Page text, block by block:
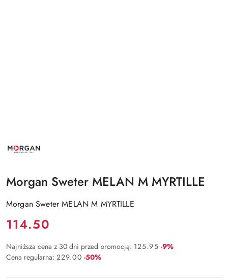
PRODUCENTA:
MORGAN
Morgan Sweter MELAN M MYRTILLE
Morgan Sweter MELAN M MYRTILLE
Cena:
114.50
Najniższa cena z 30 dni przed promocją: 125.95 Rabat:
-9%
Cena regularna: 229.00 Rabat:
-50%